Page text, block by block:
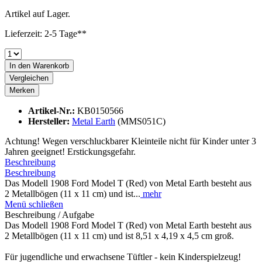
Artikel auf Lager.
Lieferzeit: 2-5 Tage**
In den Warenkorb
Vergleichen
Merken
Artikel-Nr.: KB0150566
Hersteller: Metal Earth (MMS051C)
Achtung! Wegen verschluckbarer Kleinteile nicht für Kinder unter 3
Jahren geeignet! Erstickungsgefahr.
Beschreibung
Beschreibung
Das Modell 1908 Ford Model T (Red) von Metal Earth besteht aus
2 Metallbögen (11 x 11 cm) und ist... mehr
Menü schließen
Beschreibung / Aufgabe
Das Modell 1908 Ford Model T (Red) von Metal Earth besteht aus
2 Metallbögen (11 x 11 cm) und ist 8,51 x 4,19 x 4,5 cm groß.
Für jugendliche und erwachsene Tüftler - kein Kinderspielzeug!